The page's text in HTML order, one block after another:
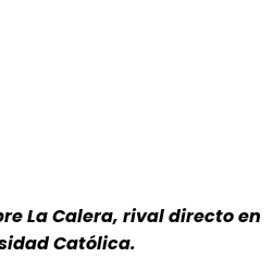
La Calera, rival directo en
Católica.